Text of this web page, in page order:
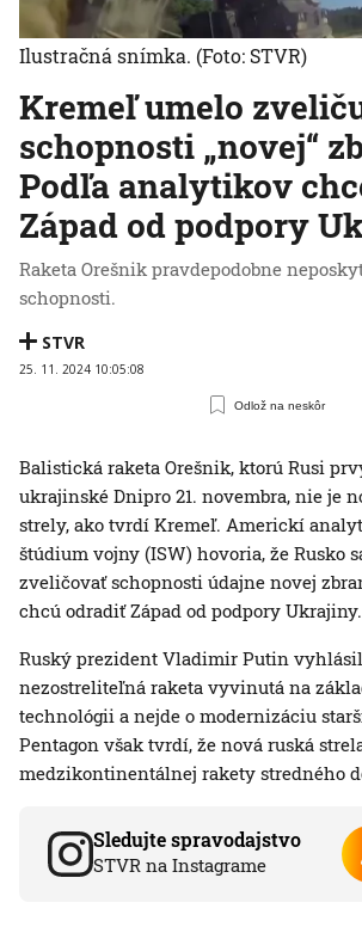
Kremeľ umelo
schopnosti „novej“
Podľa analytikov
Západ od podpory
Raketa Orešnik pravdepodobne
schopnosti.
STVR
25. 11. 2024 10:05:08
Odlož na neskôr
Ilustračná snímka. (Foto: STVR)
Balistická raketa Orešnik, ktorú Rusi
ukrajinské Dnipro 21. novembra, nie je
strely, ako tvrdí Kremeľ. Americkí
štúdium vojny (ISW) hovoria, že Rusko
zveličovať schopnosti údajne novej
chcú odradiť Západ od podpory Ukrajiny.
Ruský prezident Vladimir Putin
nezostreliteľná raketa vyvinutá na
technológii a nejde o modernizáciu
Pentagon však tvrdí, že nová ruská
medzikontinentálnej rakety stredného
Sledujte spravodajstvo
STVR na Instagrame